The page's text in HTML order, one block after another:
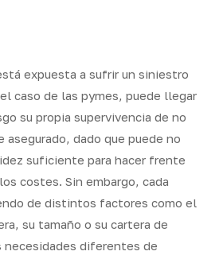
expuesta a sufrir un siniestro
caso de las pymes, puede llegar
su propia supervivencia de no
dado que puede no
suficiente para hacer frente
costes. Sin embargo, cada
de distintos factores como el
su tamaño o su cartera de
diferentes de
Menu